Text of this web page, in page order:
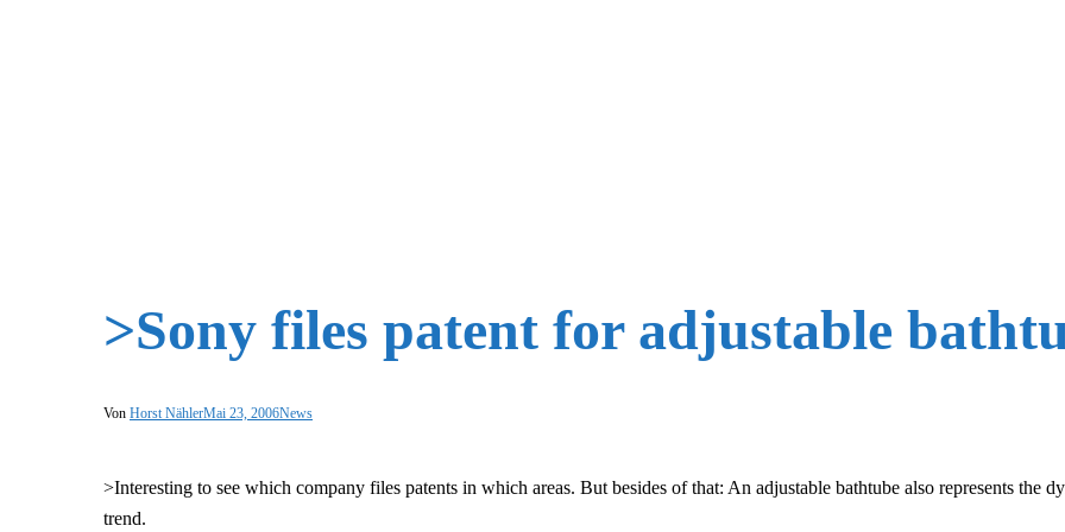
>Sony files patent for adjustable
Von Horst NählerMai 23, 2006News
>Interesting to see which company files patents in which areas. But besides of that: An adjustable bathtube also represents the
trend.